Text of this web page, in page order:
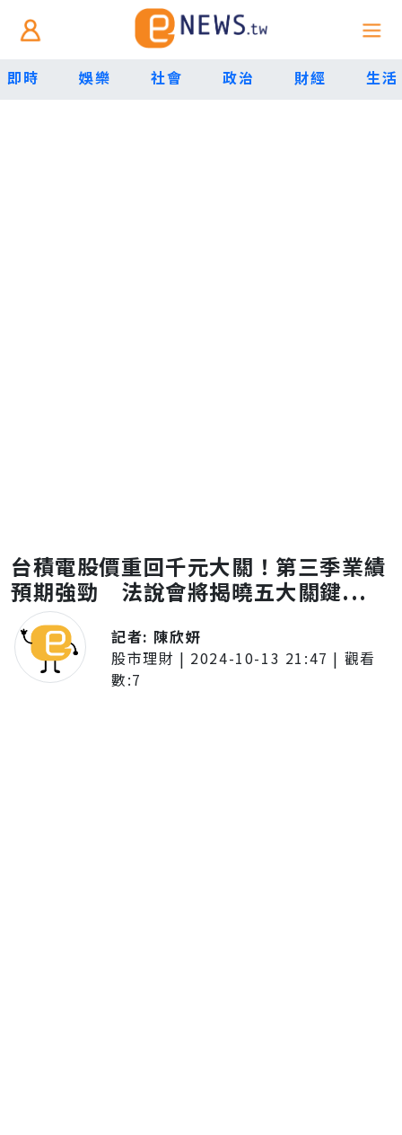
即時 娛樂 社會 政治 財經 生活
台積電股價重回千元大關！第三季業績
預期強勁 法說會將揭曉五大關鍵...
記者: 陳欣妍
股市理財 | 2024-10-13 21:47 | 觀看
數:7